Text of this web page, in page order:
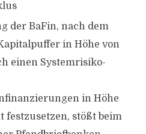
der BaFin, nach dem
in Höhe von
einen Systemrisiko-
in Höhe
festzusetzen, stößt beim